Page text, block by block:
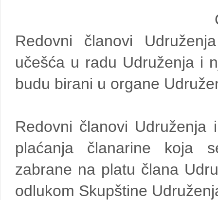
Redovni članovi
učešća u radu Udruženja i
budu birani u organe
Redovni članovi Udruženja
plaćanja članarine koja
zabrane na platu člana
odlukom Skupštine